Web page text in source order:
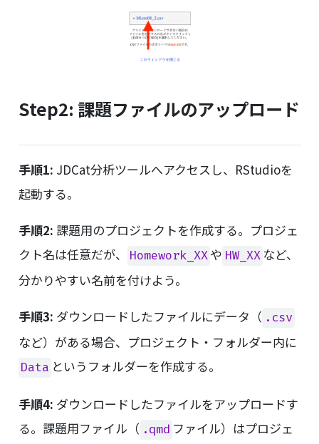
Step2: 課題ファイルのアップロード
手順1: JDCat分析ツールへアクセスし、RStudioを
起動する。
手順2: 課題用のプロジェクトを作成する。プロジェ
クト名は任意だが、
Homework_XXや HW_XX など、
分かりやすい名前を付けよう。
手順3: ダウンロードしたファイルにデータ（ .csv
など）がある場合、プロジェクト・フォルダー内に
Data というフォルダーを作成する。
手順4: ダウンロードしたファイルをアップロードす
る。課題用ファイル（ .qmd ファイル）はプロジェ